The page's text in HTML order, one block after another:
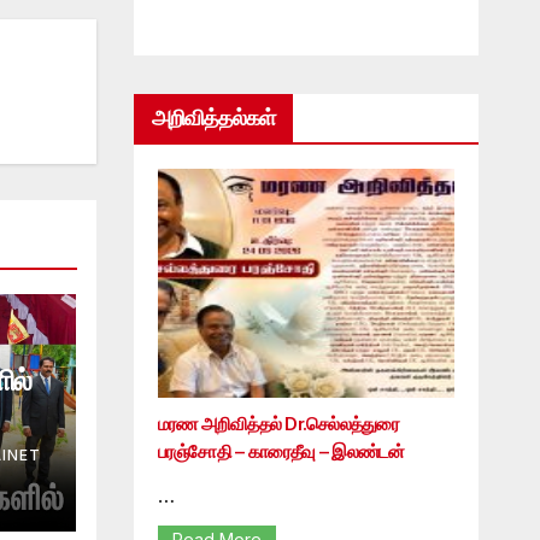
அறிவித்தல்கள்
மரண அறிவித்தல் Dr.செல்லத்துரை
பரஞ்சோதி – காரைதீவு – இலண்டன்
…